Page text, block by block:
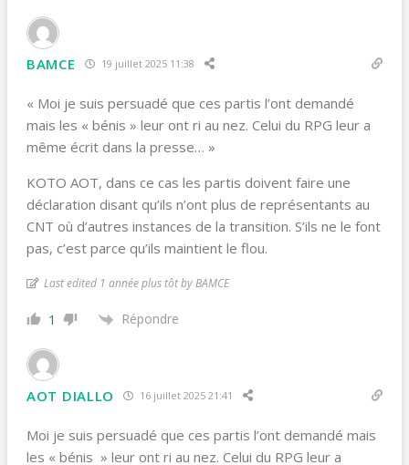
BAMCE 19 juillet 2025 11:38
« Moi je suis persuadé que ces partis l’ont demandé
mais les « bénis » leur ont ri au nez. Celui du RPG leur a
même écrit dans la presse… »
KOTO AOT, dans ce cas les partis doivent faire une
déclaration disant qu’ils n’ont plus de représentants au
CNT où d’autres instances de la transition. S’ils ne le font
pas, c’est parce qu’ils maintient le flou.
Last edited 1 année plus tôt by BAMCE
1 Répondre
AOT DIALLO 16 juillet 2025 21:41
Moi je suis persuadé que ces partis l’ont demandé mais
les « bénis » leur ont ri au nez. Celui du RPG leur a